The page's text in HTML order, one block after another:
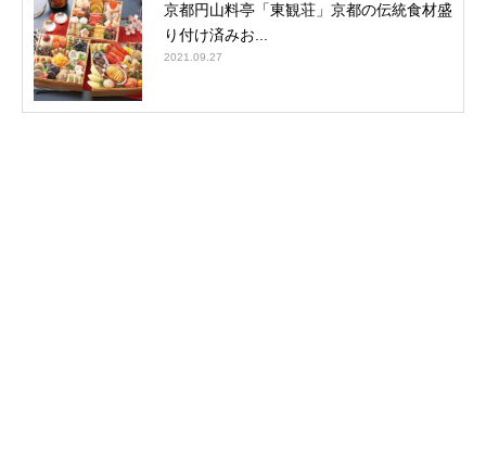
京都円山料亭「東観荘」京都の伝統食材盛
り付け済みお...
2021.09.27